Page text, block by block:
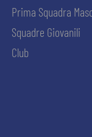
Prima Squadra
Squadre Giovanili
Club